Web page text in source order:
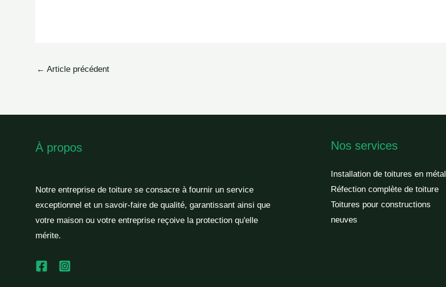
← Article précédent
À propos
Notre entreprise de toiture se consacre à fournir un service
exceptionnel et un savoir-faire de qualité, garantissant ainsi que
votre maison ou votre entreprise reçoive la protection qu'elle
mérite.
Nos services
Installation de toitures en métal
Réfection complète de toiture
Toitures pour constructions
neuves